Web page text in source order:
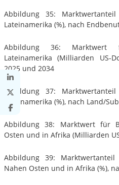
Abbildung 35:
Lateinamerika (%), nach
Abbildung 36: Marktwert
Lateinamerika (Milliarden US-
2025 und 2034
Abbildung 37:
Lateinamerika (%), nach Land/
Abbildung 38: Marktwert für
Osten und in Afrika (Milliarden
Abbildung 39:
Nahen Osten und in Afrika (%),